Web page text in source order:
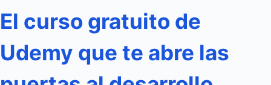
El curso gratuito de
Udemy que te abre las